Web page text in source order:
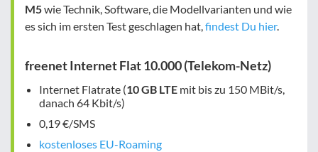
M5wie Technik, Software, die Modellvarianten und wie
es sich im ersten Test geschlagen hat,findest Du hier.
freenet Internet Flat 10.000 (Telekom-Netz)
Internet Flatrate (10 GB LTE mit bis zu 150 MBit/s,
danach 64 Kbit/s)
0,19 €/SMS
kostenloses EU-Roaming